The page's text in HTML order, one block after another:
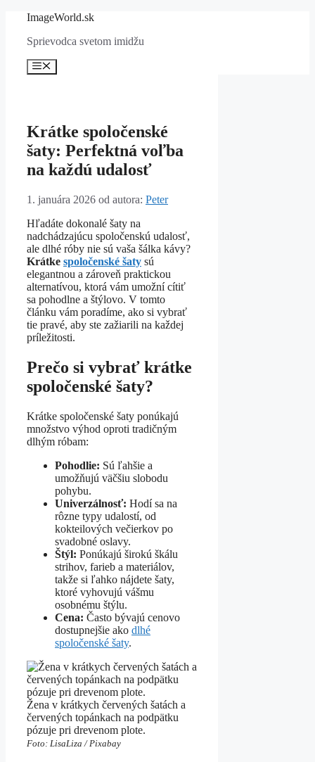
Preskočiť
obsah
ImageWorld.sk
Sprievodca svetom imidžu
Menu
Krátke spoločenské
šaty: Perfektná voľba
na každú udalosť
1. januára 2026 od autora: Peter
Hľadáte dokonalé šaty na
nadchádzajúcu spoločenskú udalosť,
ale dlhé róby nie sú vaša šálka kávy?
Krátke spoločenské šaty sú
elegantnou a zároveň praktickou
alternatívou, ktorá vám umožní cítiť
sa pohodlne a štýlovo. V tomto
článku vám poradíme, ako si vybrať
tie pravé, aby ste zažiarili na každej
príležitosti.
Prečo si vybrať krátke
spoločenské šaty?
Krátke spoločenské šaty ponúkajú
množstvo výhod oproti tradičným
dlhým róbam:
Pohodlie: Sú ľahšie a
umožňujú väčšiu slobodu
pohybu.
Univerzálnosť: Hodí sa na
rôzne typy udalostí, od
kokteilových večierkov po
svadobné oslavy.
Štýl: Ponúkajú širokú škálu
strihov, farieb a materiálov,
takže si ľahko nájdete šaty,
ktoré vyhovujú vášmu
osobnému štýlu.
Cena: Často bývajú cenovo
dostupnejšie ako dlhé
spoločenské šaty.
Žena v krátkych červených šatách a
červených topánkach na podpätku
pózuje pri drevenom plote.
Foto: LisaLiza / Pixabay